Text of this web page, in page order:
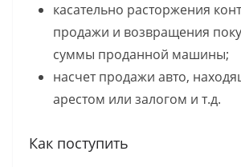
касательно расторжения
продажи и возвращения
суммы проданной машины;
насчет продажи авто,
арестом или залогом и т.д.
Как поступить